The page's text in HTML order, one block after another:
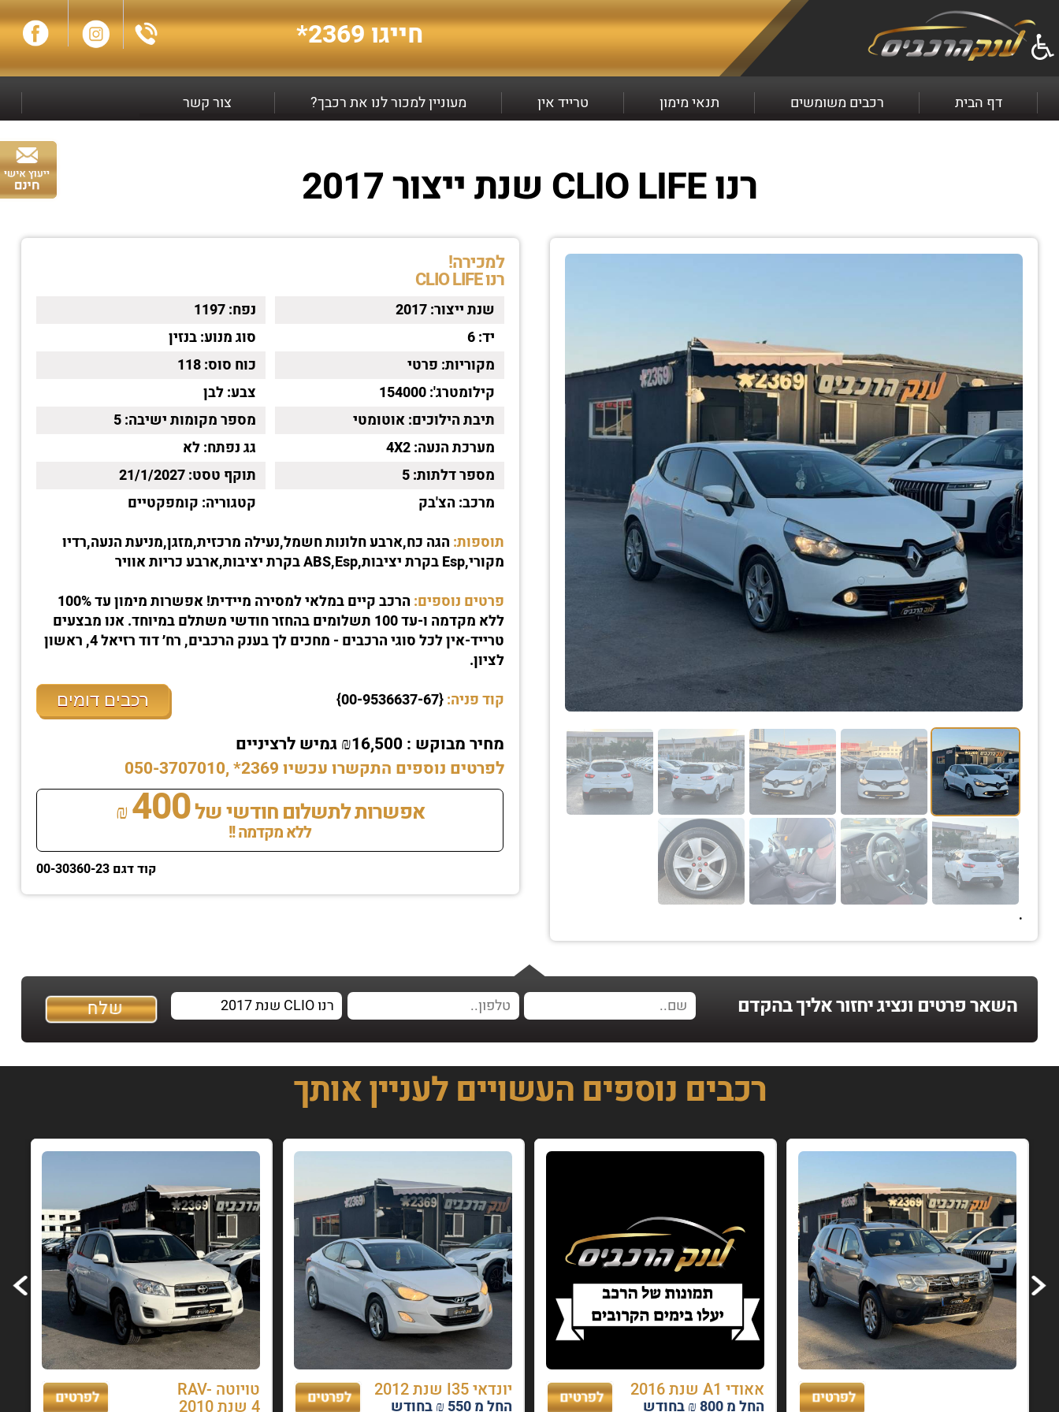
חייגו2369*
דף הבית רכבים משומשים תנאי מימון טרייד אין מעוניין למכור לנו את רכבך? צור קשר
רנו CLIO LIFE שנת ייצור 2017
למכירה!
רנו CLIO LIFE
שנת ייצור:2017
יד:6
מקוריות: פרטי
קילומטרג':154000
תיבת הילוכים:אוטומטי
מערכת הנעה:4X2
מספר דלתות:5
מרכב: הצ'בק
נפח:1197
סוג מנוע:בנזין
כוח סוס:118
צבע:לבן
מספר מקומות ישיבה:5
גג נפתח:לא
תוקף טסט:21/1/2027
קטגוריה: קומפקטיים
תוספות: הגה כח,ארבע חלונות חשמל,נעילה מרכזית,מזגן,מניעת הנעה,רדיו
מקורי,Esp בקרת יציבות,ABS,Esp בקרת יציבות,ארבע כריות אוויר
פרטים נוספים:
הרכב קיים במלאי למסירה מיידית! אפשרות מימון עד 100%
ללא מקדמה ו-עד 100 תשלומים בהחזר חודשי משתלם במיוחד. אנו מבצעים
טרייד-אין לכל סוגי הרכבים - מחכים לך בענק הרכבים, רח׳ דוד רזיאל 4, ראשון
לציון.
קוד פניה:{00-9536637-67} רכבים דומים
מחיר מבוקש : ₪16,500 גמיש לרציניים
לפרטים נוספים התקשרו עכשיו 2369* ,050-3707010
אפשרות לתשלום חודשי של400
₪
ללא מקדמה !!
קוד דגם 00-30360-23
.
השאר פרטים ונציג יחזור אליך בהקדם
רכבים נוספים העשויים לעניין אותך
אאודי A1 שנת 2016
החל מ 800 ₪ בחודש
יונדאי I35 שנת 2012
החל מ 550 ₪ בחודש
טויוטה RAV-
4 שנת 2010